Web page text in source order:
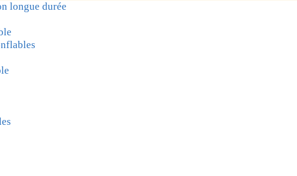
longue durée